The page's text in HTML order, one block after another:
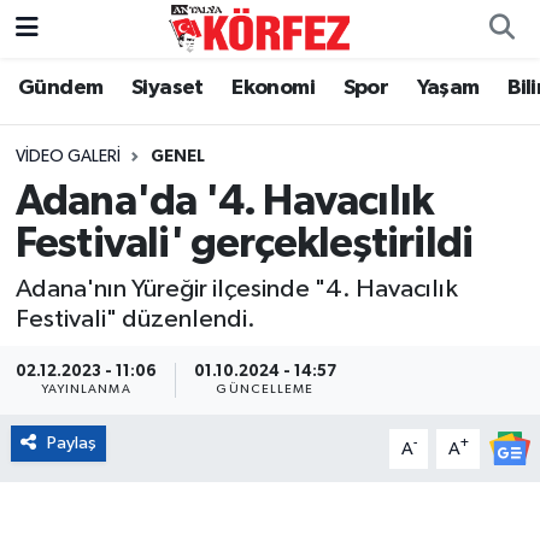
Gündem Siyaset Ekonomi Spor Yaşam
VIDEO GALERI GENEL
Adana'da '4. Havacılık
Festivali' gerçekleştirildi
Adana'nın Yüreğir ilçesinde "4. Havacılık
Festivali" düzenlendi.
02.12.2023 - 11:06
YAYINLANMA
01.10.2024 - 14:57
GÜNCELLEME
Paylaş A- A+
Gündem
Siyaset
Yerel Yönetim
Ekonomi
Yaşam
Asayiş
Nöbetçi Eczaneler
Hava Durumu
Trafik Durumu
Süper Lig Puan Durumu ve Fikstür
Son Dakika Haberleri
Haber Arşivi